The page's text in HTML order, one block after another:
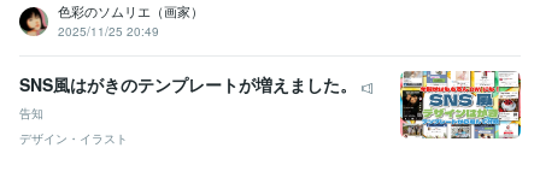
色彩のソムリエ（画家）
2025/11/25 20:49
SNS風はがきのテンプレートが増えました。
告知
デザイン・イラスト